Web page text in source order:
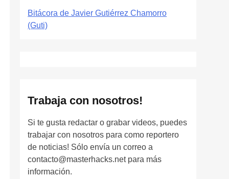
Bitácora de Javier Gutiérrez Chamorro
(Guti)
Trabaja con nosotros!
Si te gusta redactar o grabar videos, puedes
trabajar con nosotros para como reportero
de noticias! Sólo envía un correo a
contacto@masterhacks.net para más
información.